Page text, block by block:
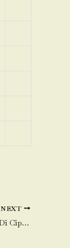
NEXT
Toko Daging Sapi terdekat Di Cipadu-Larangan-Tangerang